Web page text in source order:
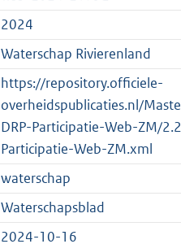
e
:
2
K
b
t
e
:
2
K
b
2024
Waterschap Rivierenland
https://repository.officiele-
overheidspublicaties.nl/
DRP-Participatie-Web-ZM/
Participatie-Web-ZM.xml
waterschap
Waterschapsblad
2024-10-16